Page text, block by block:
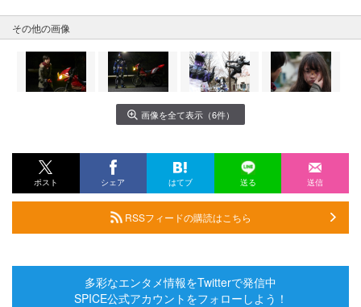
その他の画像
画像を全て表示（6件）
ポスト シェア はてブ 送る 送信
RSSフィードの購読はこちら
多彩なエンタメ情報をTwitterで発信中
SPICE公式アカウントをフォローしよう！